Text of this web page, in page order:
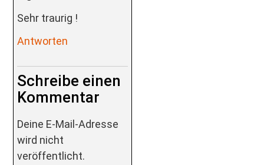
Sehr traurig !
Antworten
Schreibe einen
Kommentar
Deine E-Mail-Adresse
wird nicht
veröffentlicht.